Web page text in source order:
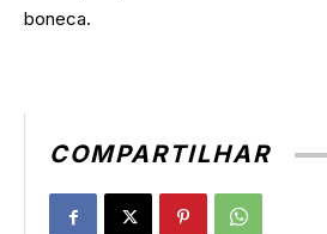
boneca.
COMPARTILHAR